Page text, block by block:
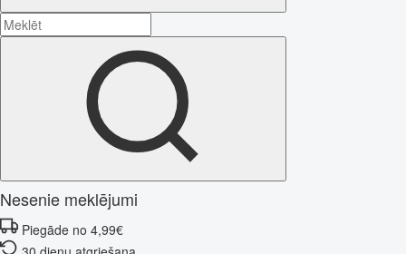
Nesenie meklējumi
Piegāde no 4,99€